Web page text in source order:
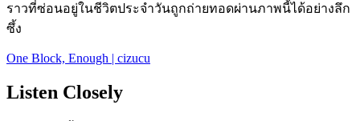
ราวที่ซ่อนอยู่ในชีวิตประจำวันถูกถ่ายทอดผ่านภาพนี้ได้อย่างลึก
ซึ้ง
One Block, Enough | cizucu
Listen Closely